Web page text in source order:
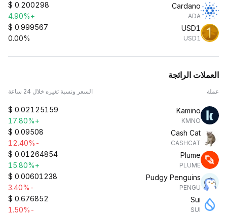
Cardano
ADA
$ 0.200298
+4.90%
USD1
USD1
$ 0.999567
0.00%
العملات الرائجة
عملة السعر ونسبة تغيره خلال 24 ساعة
Kamino
KMNO
$ 0.02125159
+17.80%
Cash Cat
CASHCAT
$ 0.09508
-12.40%
Plume
PLUME
$ 0.01264854
+15.80%
Pudgy Penguins
PENGU
$ 0.00601238
-3.40%
Sui
SUI
$ 0.676852
-1.50%